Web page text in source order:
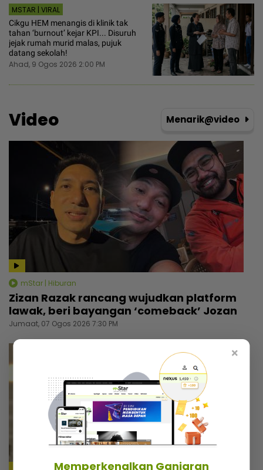
MSTAR | VIRAL
Cikgu HEM menangis di klinik tak
tahan ‘burnout’ kejar KPI... Disuruh
jejak rumah murid malas, pujuk
datang sekolah!
Ahad, 9 Ogos 2026 2:00 PM
Video Menarik@video
mStar | Hiburan
Zizan Razak rancang wujudkan platform
lawak, beri bayangan ‘comeback’ Jozan
Jumaat, 07 Ogos 2026 7:30 PM
×
Memperkenalkan Ganjaran